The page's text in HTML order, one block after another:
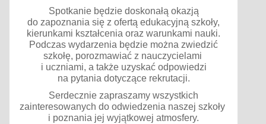
Spotkanie będzie doskonałą okazją
do zapoznania się z ofertą edukacyjną szkoły,
kierunkami kształcenia oraz warunkami nauki.
Podczas wydarzenia będzie można zwiedzić
szkołę, porozmawiać z nauczycielami
i uczniami, a także uzyskać odpowiedzi
na pytania dotyczące rekrutacji.
Serdecznie zapraszamy wszystkich
zainteresowanych do odwiedzenia naszej szkoły
i poznania jej wyjątkowej atmosfery.